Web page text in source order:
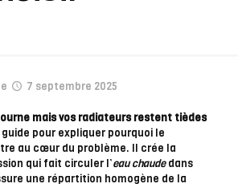
7 septembre 2025
mais vos radiateurs restent tièdes
pour expliquer pourquoi le
au cœur du problème. Il crée la
qui fait circuler l’eau chaudedans
une répartition homogène de la